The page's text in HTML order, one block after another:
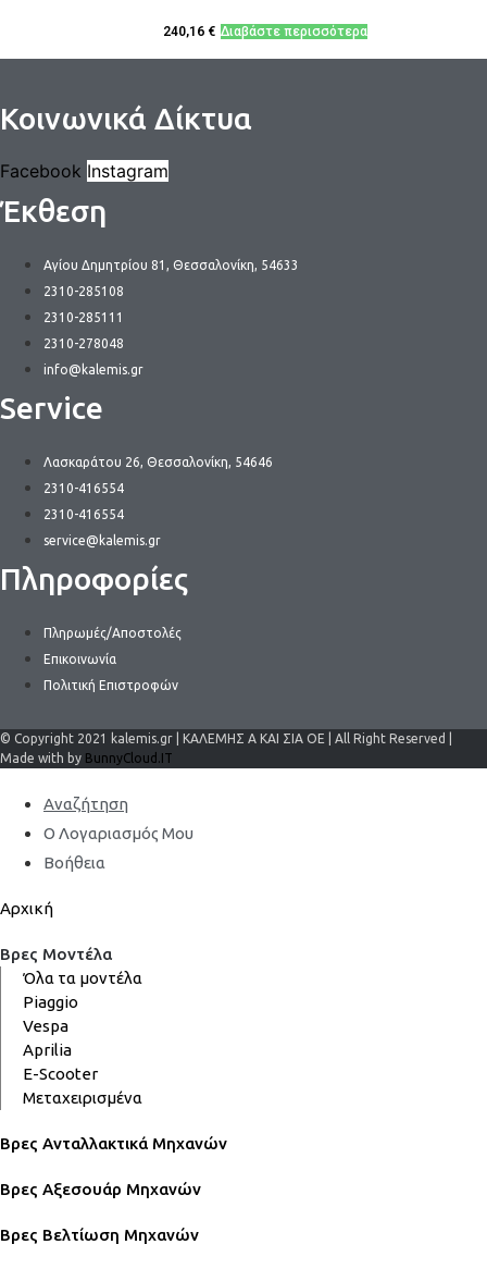
240,16 € Διαβάστε περισσότερα
Κοινωνικά Δίκτυα
Facebook Instagram
Έκθεση
Αγίου Δημητρίου 81, Θεσσαλονίκη, 54633
2310-285108
2310-285111
2310-278048
info@kalemis.gr
Service
Λασκαράτου 26, Θεσσαλονίκη, 54646
2310-416554
2310-416554
service@kalemis.gr
Πληροφορίες
Πληρωμές/Αποστολές
Επικοινωνία
Πολιτική Επιστροφών
© Copyright 2021 kalemis.gr | ΚΑΛΕΜΗΣ Α ΚΑΙ ΣΙΑ ΟΕ | All Right Reserved |
Made with by BunnyCloud.IT
Αναζήτηση
Ο Λογαριασμός Μου
Βοήθεια
Αρχική
Βρες Μοντέλα
Όλα τα μοντέλα
Piaggio
Vespa
Aprilia
E-Scooter
Μεταχειρισμένα
Βρες Ανταλλακτικά Μηχανών
Βρες Αξεσουάρ Μηχανών
Βρες Βελτίωση Μηχανών